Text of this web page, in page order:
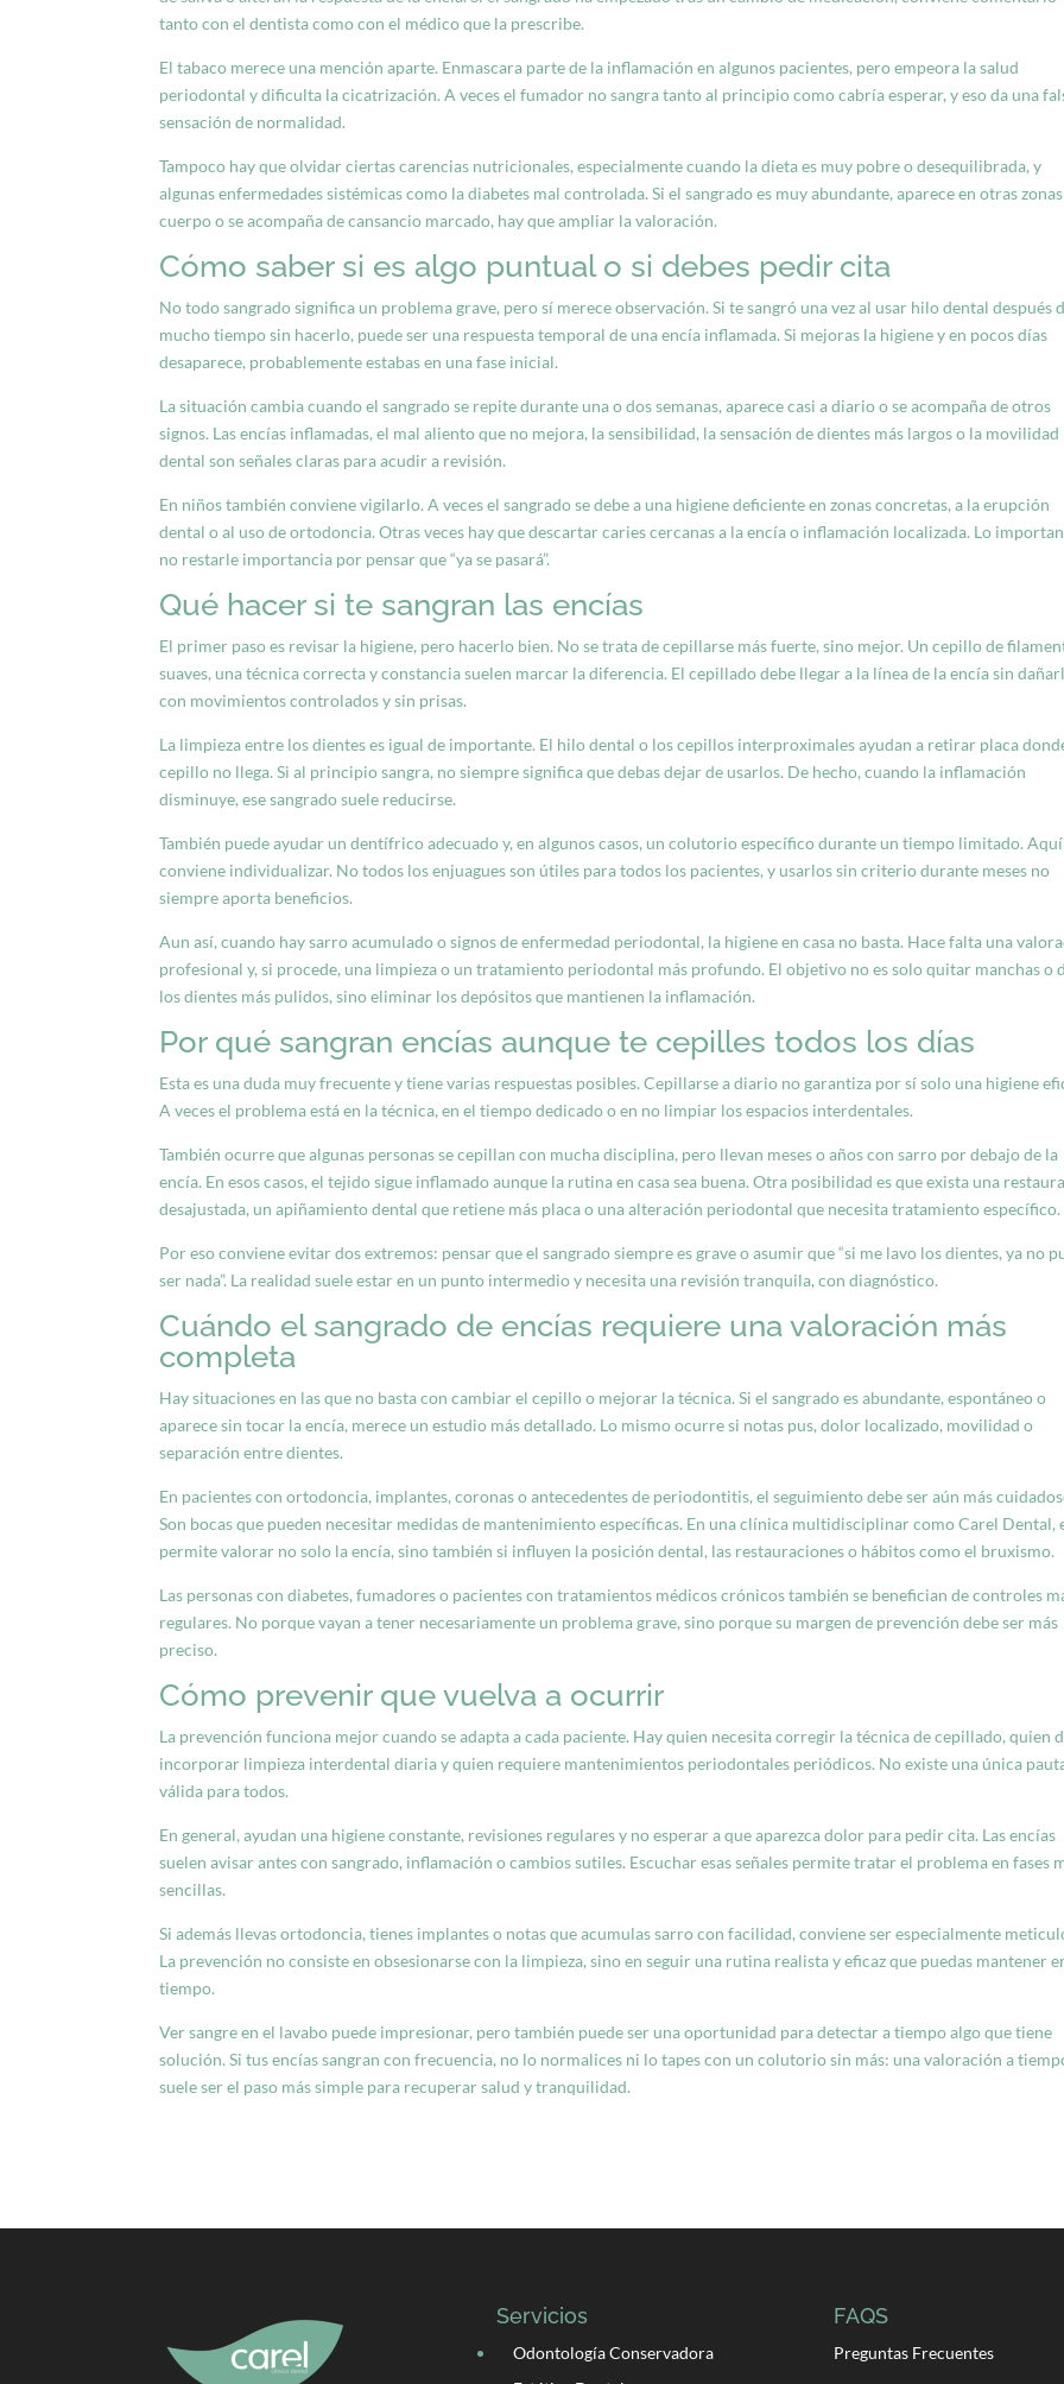
tanto con el dentista como con el médico que la prescribe.
El tabaco merece una mención aparte. Enmascara parte de la inflamación en algunos pacientes, pero empeora la salud
periodontal y dificulta la cicatrización. A veces el fumador no sangra tanto al principio como cabría esperar, y eso da una
sensación de normalidad.
Tampoco hay que olvidar ciertas carencias nutricionales, especialmente cuando la dieta es muy pobre o desequilibrada, y
algunas enfermedades sistémicas como la diabetes mal controlada. Si el sangrado es muy abundante, aparece en otras
cuerpo o se acompaña de cansancio marcado, hay que ampliar la valoración.
Cómo saber si es algo puntual o si debes pedir cita
No todo sangrado significa un problema grave, pero sí merece observación. Si te sangró una vez al usar hilo dental después
mucho tiempo sin hacerlo, puede ser una respuesta temporal de una encía inflamada. Si mejoras la higiene y en pocos días
desaparece, probablemente estabas en una fase inicial.
La situación cambia cuando el sangrado se repite durante una o dos semanas, aparece casi a diario o se acompaña de otros
signos. Las encías inflamadas, el mal aliento que no mejora, la sensibilidad, la sensación de dientes más largos o la movilidad
dental son señales claras para acudir a revisión.
En niñostambién conviene vigilarlo. A veces el sangrado se debe a una higiene deficiente en zonas concretas, a la erupción
dental o al uso de ortodoncia. Otras veces hay que descartar caries cercanas a la encía o inflamación localizada. Lo
no restarle importancia por pensar que “ya se pasará”.
Qué hacer si te sangran las encías
El primer paso es revisar la higiene, pero hacerlo bien. No se trata de cepillarse más fuerte, sino mejor. Un cepillo de
suaves, una técnica correcta y constancia suelen marcar la diferencia. El cepillado debe llegar a la línea de la encía sin
con movimientos controlados y sin prisas.
La limpieza entre los dientes es igual de importante. El hilo dental o los cepillos interproximales ayudan a retirar placa
cepillo no llega. Si al principio sangra, no siempre significa que debas dejar de usarlos. De hecho, cuando la inflamación
disminuye, ese sangrado suele reducirse.
También puede ayudar un dentífrico adecuado y, en algunos casos, un colutorio específico durante un tiempo limitado. Aquí
conviene individualizar. No todos los enjuagues son útiles para todos los pacientes, y usarlos sin criterio durante meses no
siempre aporta beneficios.
Aun así, cuando hay sarro acumulado o signos de enfermedad periodontal, la higiene en casa no basta. Hace falta una
profesional y, si procede, una limpieza o un tratamiento periodontal más profundo. El objetivo no es solo quitar manchas o
los dientes más pulidos, sino eliminar los depósitos que mantienen la inflamación.
Por qué sangran encías aunque te cepilles todos los días
Esta es una duda muy frecuente y tiene varias respuestas posibles. Cepillarse a diario no garantiza por sí solo una higiene
A veces el problema está en la técnica, en el tiempo dedicado o en no limpiar los espacios interdentales.
También ocurre que algunas personas se cepillan con mucha disciplina, pero llevan meses o años con sarro por debajo de la
encía. En esos casos, el tejido sigue inflamado aunque la rutina en casa sea buena. Otra posibilidad es que exista una
desajustada, un apiñamiento dental que retiene más placa o una alteración periodontal que necesita tratamiento específico.
Por eso conviene evitar dos extremos: pensar que el sangrado siempre es grave o asumir que “si me lavo los dientes, ya no
ser nada”. La realidad suele estar en un punto intermedio y necesita una revisión tranquila, con diagnóstico.
Cuándo el sangrado de encías requiere una valoración más
completa
Hay situaciones en las que no basta con cambiar el cepillo o mejorar la técnica. Si el sangrado es abundante, espontáneo o
aparece sin tocar la encía, merece un estudio más detallado. Lo mismo ocurre si notas pus, dolor localizado, movilidad o
separación entre dientes.
En pacientes con ortodoncia, implantes, coronas o antecedentes de periodontitis, el seguimiento debe ser aún más
Son bocas que pueden necesitar medidas de mantenimiento específicas. En una clínica multidisciplinar como Carel Dental,
permite valorar no solo la encía, sino también si influyen la posición dental, las restauraciones o hábitos como el bruxismo.
Las personas con diabetes,fumadoreso pacientes con tratamientos médicos crónicos también se benefician de controles
regulares. No porque vayan a tener necesariamente un problema grave, sino porque su margen de prevención debe ser más
preciso.
Cómo prevenir que vuelva a ocurrir
La prevención funciona mejor cuando se adapta a cada paciente. Hay quien necesita corregir la técnica de cepillado, quien
incorporar limpieza interdental diaria y quien requiere mantenimientos periodontales periódicos. No existe una única
válida para todos.
En general, ayudan una higiene constante, revisiones regulares y no esperar a que aparezca dolor para pedir cita. Las encías
suelen avisar antes con sangrado, inflamación o cambios sutiles. Escuchar esas señales permite tratar el problema en fases
sencillas.
Si además llevas ortodoncia, tienes implantes o notas que acumulas sarro con facilidad, conviene ser especialmente
La prevención no consiste en obsesionarse con la limpieza, sino en seguir una rutina realista y eficaz que puedas mantener
tiempo.
Ver sangre en el lavabo puede impresionar, pero también puede ser una oportunidad para detectar a tiempo algo que tiene
solución. Si tus encías sangran con frecuencia, no lo normalices ni lo tapes con un colutorio sin más: una valoración a
suele ser el paso más simple para recuperar salud y tranquilidad.
Servicios
Odontología Conservadora
FAQS
Preguntas Frecuentes